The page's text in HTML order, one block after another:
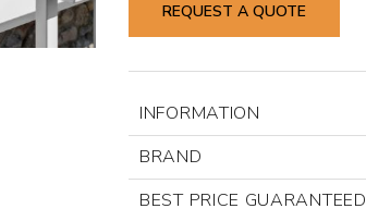
REQUEST A QUOTE
INFORMATION
BRAND
BEST PRICE GUARANTEED